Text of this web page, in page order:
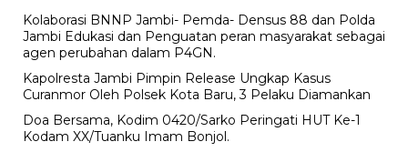
Kolaborasi BNNP Jambi- Pemda- Densus 88 dan Polda
Jambi Edukasi dan Penguatan peran masyarakat sebagai
agen perubahan dalam P4GN.
Kapolresta Jambi Pimpin Release Ungkap Kasus
Curanmor Oleh Polsek Kota Baru, 3 Pelaku Diamankan
Doa Bersama, Kodim 0420/Sarko Peringati HUT Ke-1
Kodam XX/Tuanku Imam Bonjol.